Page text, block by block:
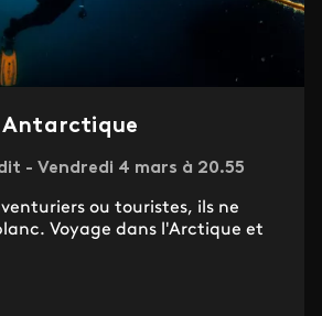
- Vendredi 4 mars à 20.55
ou touristes, ils ne
Voyage dans l'Arctique et